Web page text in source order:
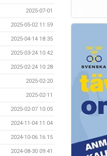
2025-07-01
2025-05-02 11:59
2025-04-14 18:35
2025-03-24 10:42
2025-02-24 10:28
2025-02-20
2025-02-11
2025-02-07 10:05
2024-11-04 11:04
2024-10-06 16:15
2024-08-30 09:41